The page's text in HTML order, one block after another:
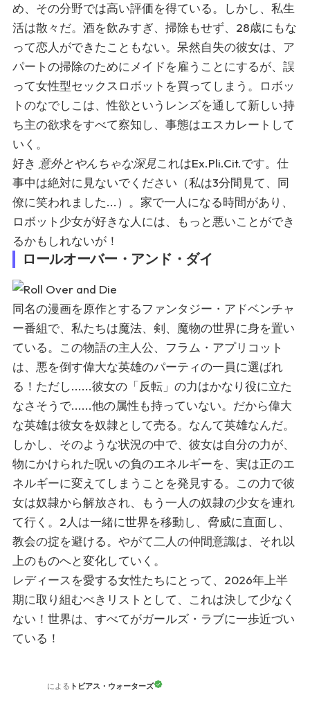
め、その分野では高い評価を得ている。しかし、私生
活は散々だ。酒を飲みすぎ、掃除もせず、28歳にもな
って恋人ができたこともない。呆然自失の彼女は、ア
パートの掃除のためにメイドを雇うことにするが、誤
って女性型セックスロボットを買ってしまう。ロボッ
トのなでしこは、性欲というレンズを通して新しい持
ち主の欲求をすべて察知し、事態はエスカレートして
いく。
好き 意外とやんちゃな深見これはEx.Pli.Cit.です。仕
事中は絶対に見ないでください（私は3分間見て、同
僚に笑われました...）。家で一人になる時間があり、
ロボット少女が好きな人には、もっと悪いことができ
るかもしれないが！
ロールオーバー・アンド・ダイ
同名の漫画を原作とするファンタジー・アドベンチャ
ー番組で、私たちは魔法、剣、魔物の世界に身を置い
ている。この物語の主人公、フラム・アプリコット
は、悪を倒す偉大な英雄のパーティの一員に選ばれ
る！ただし......彼女の「反転」の力はかなり役に立た
なさそうで......他の属性も持っていない。だから偉大
な英雄は彼女を奴隷として売る。なんて英雄なんだ。
しかし、そのような状況の中で、彼女は自分の力が、
物にかけられた呪いの負のエネルギーを、実は正のエ
ネルギーに変えてしまうことを発見する。この力で彼
女は奴隷から解放され、もう一人の奴隷の少女を連れ
て行く。2人は一緒に世界を移動し、脅威に直面し、
教会の掟を避ける。やがて二人の仲間意識は、それ以
上のものへと変化していく。
レディースを愛する女性たちにとって、2026年上半
期に取り組むべきリストとして、これは決して少なく
ない！世界は、すべてがガールズ・ラブに一歩近づい
ている！
による トビアス・ウォーターズ